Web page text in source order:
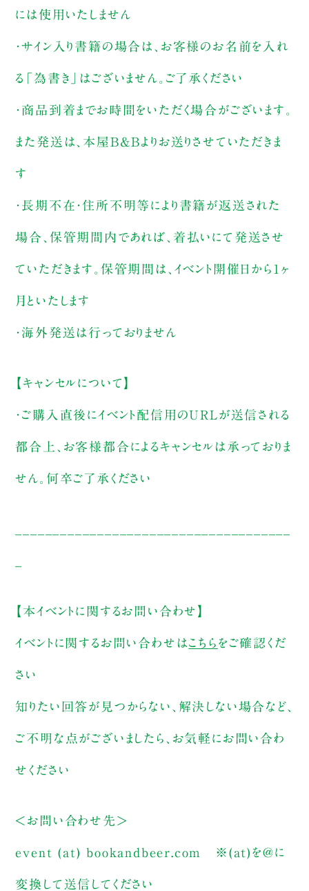
には使用いたしません
・サイン入り書籍の場合は、お客様のお名前を入れ
る「為書き」はございません。ご了承ください
・商品到着までお時間をいただく場合がございます。
また発送は、本屋B&Bよりお送りさせていただきま
す
・長期不在・住所不明等により書籍が返送された
場合、保管期間内であれば、着払いにて発送させ
ていただきます。保管期間は、イベント開催日から1ヶ
月といたします
・海外発送は行っておりません
【キャンセルについて】
・ご購入直後にイベント配信用のURLが送信される
都合上、お客様都合によるキャンセルは承っておりま
せん。何卒ご了承ください
【本イベントに関するお問い合わせ】
イベントに関するお問い合わせは こちら をご確認くだ
さい
知りたい回答が見つからない、解決しない場合など、
ご不明な点がございましたら、お気軽にお問い合わ
せください
＜お問い合わせ先＞
event (at) bookandbeer.com ※(at)を@に
変換して送信してください